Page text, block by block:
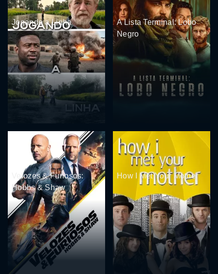
Jogando a Linha
A Lista Terminal: Lobo
Negro
Velozes & Furiosos:
Hobbs & Shaw
How I Met Your Mother